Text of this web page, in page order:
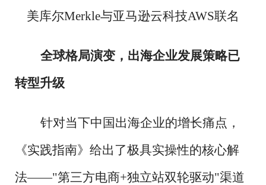
美库尔Merkle与亚马逊云科技AWS联名
全球格局演变，出海企业发展策略已
转型升级
针对当下中国出海企业的增长痛点，
《实践指南》给出了极具实操性的核心解
法——"第三方电商+独立站双轮驱动"渠道